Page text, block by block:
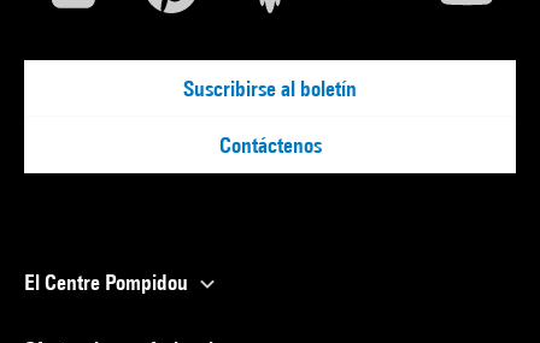
Suscribirse al boletín
Contáctenos
El Centre Pompidou